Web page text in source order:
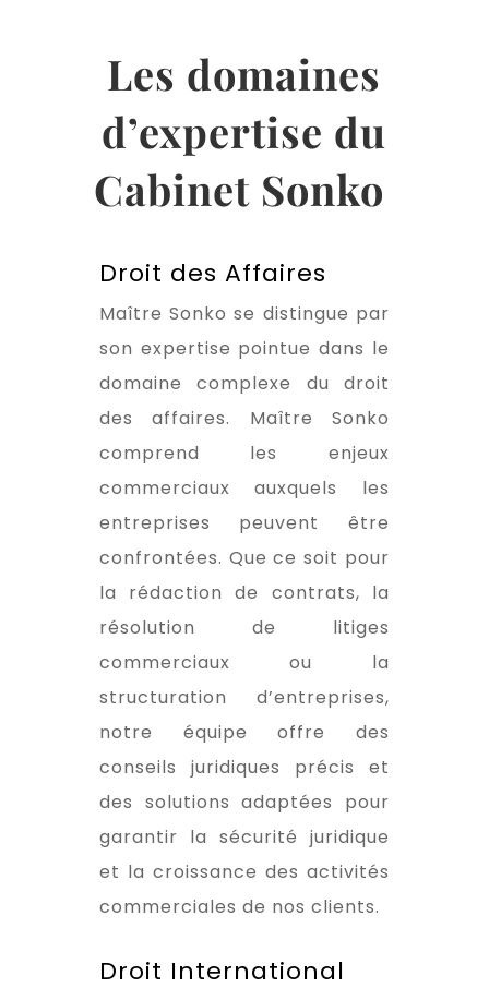
Les domaines
d’expertise du
Cabinet Sonko
Droit des Affaires
Maître Sonko se distingue par
son expertise pointue dans le
domaine complexe du droit
des affaires. Maître Sonko
comprend les enjeux
commerciaux auxquels les
entreprises peuvent être
confrontées. Que ce soit pour
la rédaction de contrats, la
résolution de litiges
commerciaux ou la
structuration d’entreprises,
notre équipe offre des
conseils juridiques précis et
des solutions adaptées pour
garantir la sécurité juridique
et la croissance des activités
commerciales de nos clients.
Droit International